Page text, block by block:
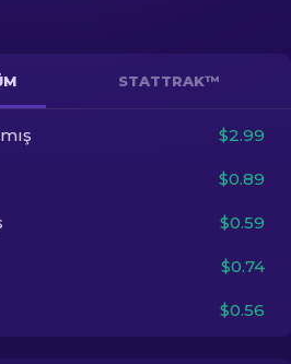
STATTRAK™
$2.99
$0.89
$0.59
$0.74
$0.56